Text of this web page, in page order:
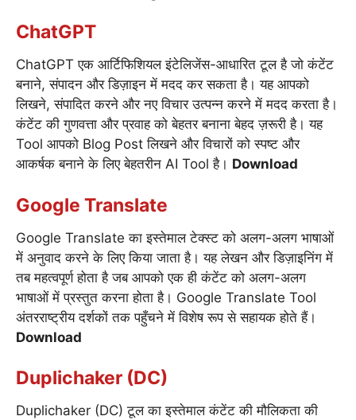
ChatGPT
ChatGPT एक आर्टिफिशियल इंटेलिजेंस-आधारित टूल है जो कंटेंट
बनाने, संपादन और डिज़ाइन में मदद कर सकता है। यह आपको
लिखने, संपादित करने और नए विचार उत्पन्न करने में मदद करता है।
कंटेंट की गुणवत्ता और प्रवाह को बेहतर बनाना बेहद ज़रूरी है। यह
Tool आपको Blog Post लिखने और विचारों को स्पष्ट और
आकर्षक बनाने के लिए बेहतरीन AI Tool है। Download
Google Translate
Google Translate का इस्तेमाल टेक्स्ट को अलग-अलग भाषाओं
में अनुवाद करने के लिए किया जाता है। यह लेखन और डिज़ाइनिंग में
तब महत्वपूर्ण होता है जब आपको एक ही कंटेंट को अलग-अलग
भाषाओं में प्रस्तुत करना होता है। Google Translate Tool
अंतरराष्ट्रीय दर्शकों तक पहुँचने में विशेष रूप से सहायक होते हैं।
Download
Duplichaker (DC)
Duplichaker (DC) टूल का इस्तेमाल कंटेंट की मौलिकता की